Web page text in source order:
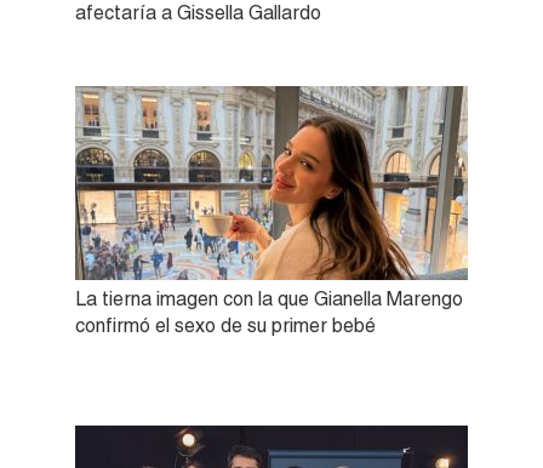
afectaría a Gissella Gallardo
La tierna imagen con la que Gianella Marengo
confirmó el sexo de su primer bebé